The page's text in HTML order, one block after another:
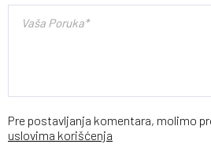
Pre postavljanja komentara, molimo
uslovima korišćenja